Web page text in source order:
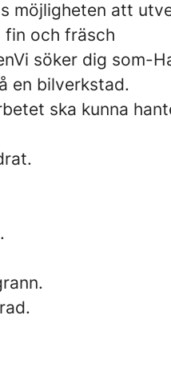
möjligheten att
fin och fräsch
söker dig som-
en bilverkstad.
ska kunna